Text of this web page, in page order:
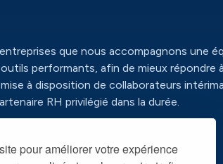
pour améliorer votre expérience
que nous accompagnons une
performants, afin de mieux répondre
à disposition de collaborateurs
RH privilégié dans la durée.